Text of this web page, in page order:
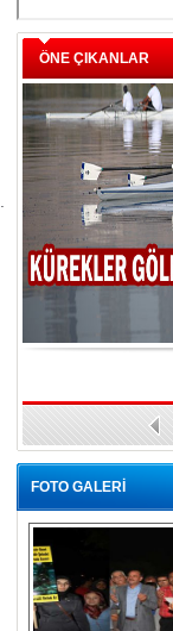
ÖNE ÇIKANLAR
FOTO GALERİ